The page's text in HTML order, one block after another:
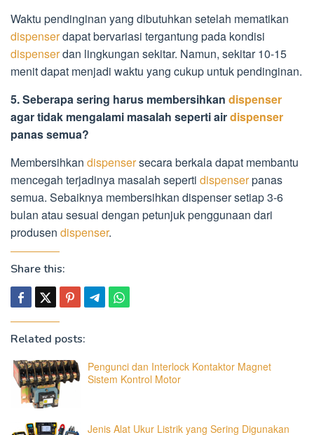
Waktu pendinginan yang dibutuhkan setelah mematikan
dispenserdapat bervariasi tergantung pada kondisi
dispenserdan lingkungan sekitar. Namun, sekitar 10-15
menit dapat menjadi waktu yang cukup untuk pendinginan.
5. Seberapa sering harus membersihkan dispenser
agar tidak mengalami masalah seperti airdispenser
panas semua?
Membersihkan dispensersecara berkala dapat membantu
mencegah terjadinya masalah seperti dispenserpanas
semua. Sebaiknya membersihkan dispenser setiap 3-6
bulan atau sesuai dengan petunjuk penggunaan dari
produsen dispenser.
Share this:
Related posts:
Pengunci dan Interlock Kontaktor Magnet
Sistem Kontrol Motor
Jenis Alat Ukur Listrik yang Sering Digunakan